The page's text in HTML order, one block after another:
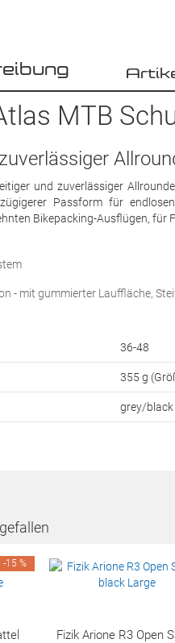
MTB
und zuverlässiger
Passform für
Bikepacking-Ausflügen, für
- mit gummierter Lauffläche,
36-48
355 g
grey/black
-15 %
Fizik Arione R3 Open